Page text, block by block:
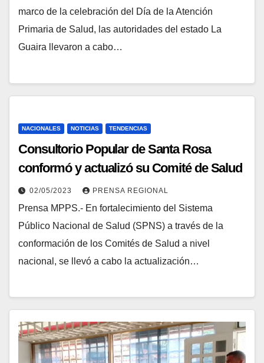
marco de la celebración del Día de la Atención
Primaria de Salud, las autoridades del estado La
Guaira llevaron a cabo…
NACIONALES NOTICIAS TENDENCIAS
Consultorio Popular de Santa Rosa
conformó y actualizó su Comité de Salud
02/05/2023 PRENSA REGIONAL
Prensa MPPS.- En fortalecimiento del Sistema
Público Nacional de Salud (SPNS) a través de la
conformación de los Comités de Salud a nivel
nacional, se llevó a cabo la actualización…